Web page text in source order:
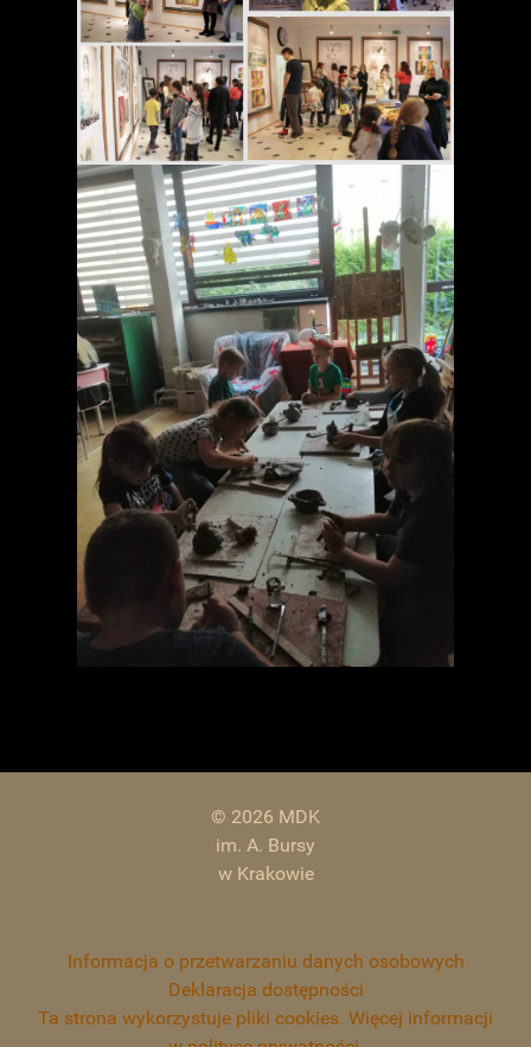
© 2026 MDK
im. A. Bursy
w Krakowie
Informacja o przetwarzaniu danych osobowych
Deklaracja dostępności
Ta strona wykorzystuje pliki cookies. Więcej informacji